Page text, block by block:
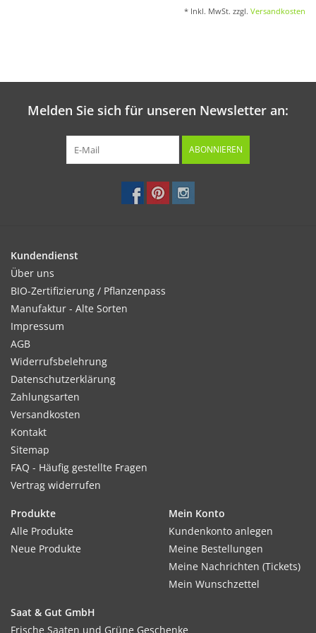
* Inkl. MwSt. zzgl. Versandkosten
Melden Sie sich für unseren Newsletter an:
ABONNIEREN
Kundendienst
Über uns
BIO-Zertifizierung / Pflanzenpass
Manufaktur - Alte Sorten
Impressum
AGB
Widerrufsbelehrung
Datenschutzerklärung
Zahlungsarten
Versandkosten
Kontakt
Sitemap
FAQ - Häufig gestellte Fragen
Vertrag widerrufen
Produkte
Alle Produkte
Neue Produkte
Mein Konto
Kundenkonto anlegen
Meine Bestellungen
Meine Nachrichten (Tickets)
Mein Wunschzettel
Saat & Gut GmbH
Frische Saaten und Grüne Geschenke